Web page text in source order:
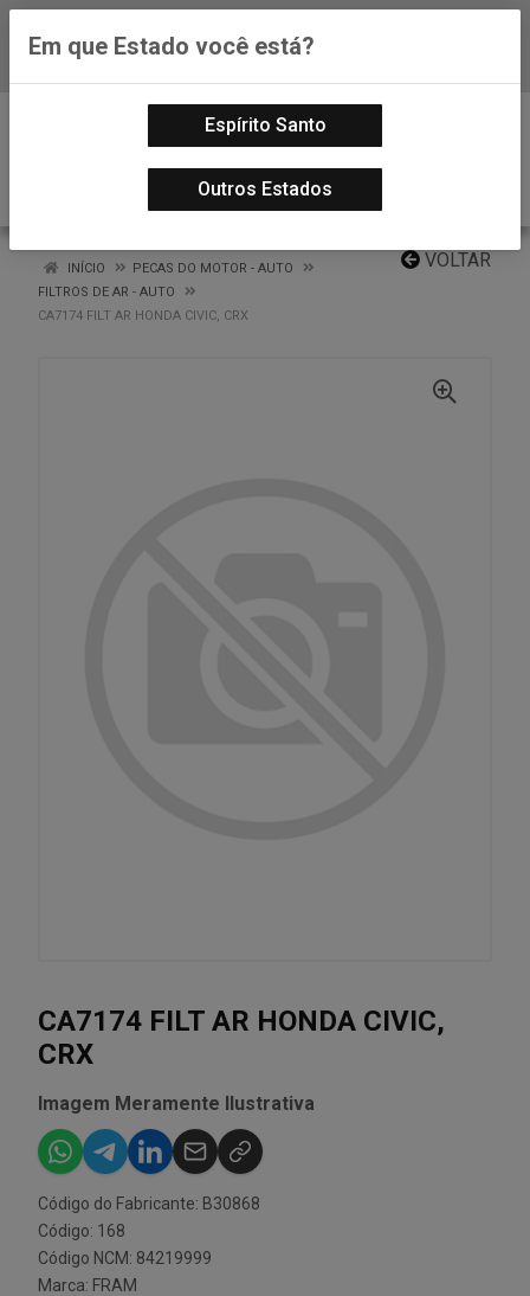
Baixe já nosso APP
VOLTAR
INÍCIO
PECAS DO MOTOR - AUTO
FILTROS DE AR - AUTO
CA7174 FILT AR HONDA CIVIC, CRX
CA7174 FILT AR HONDA CIVIC,
CRX
Imagem Meramente Ilustrativa
Código do Fabricante: B30868
Código: 168
Código NCM: 84219999
Marca: FRAM
Em que Estado você está?
Espírito Santo
Outros Estados